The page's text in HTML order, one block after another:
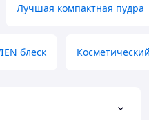
Лучшая компактная пудра
блеск